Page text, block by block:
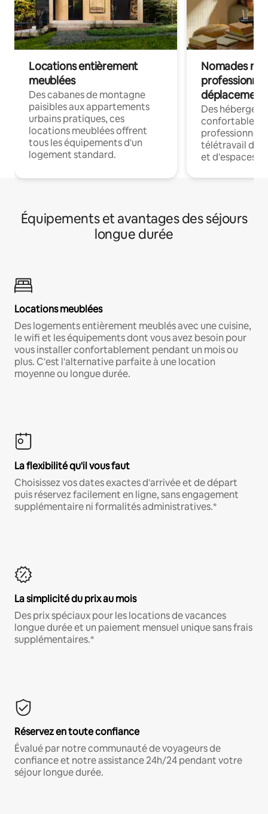
Locations entièrement
meublées
Des cabanes de montagne
paisibles aux appartements
urbains pratiques, ces
locations meublées offrent
tous les équipements d'un
logement standard.
Nomades
déplacement
Des
confortables
professionnels
télétravail
et d'espaces
Équipements et avantages des séjours
longue durée
Locations meublées
Des logements entièrement meublés avec une cuisine,
le wifi et les équipements dont vous avez besoin pour
vous installer confortablement pendant un mois ou
plus. C'est l'alternative parfaite à une location
moyenne ou longue durée.
La flexibilité qu'il vous faut
Choisissez vos dates exactes d'arrivée et de départ
puis réservez facilement en ligne, sans engagement
supplémentaire ni formalités administratives.*
La simplicité du prix au mois
Des prix spéciaux pour les locations de vacances
longue durée et un paiement mensuel unique sans frais
supplémentaires.*
Réservez en toute confiance
Évalué par notre communauté de voyageurs de
confiance et notre assistance 24h/24 pendant votre
séjour longue durée.